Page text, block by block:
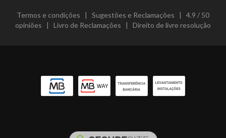
Termos e condições | Sugestões e Reclamações | 4.9 / 50
opiniões | Livro de Reclamações | Direito de livre resolução